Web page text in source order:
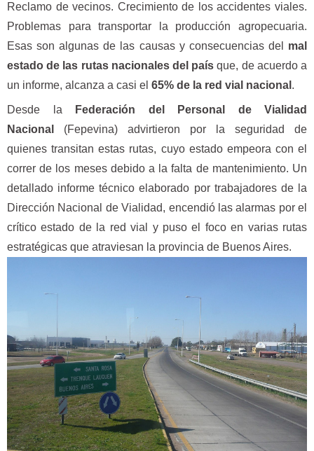
Reclamo de vecinos. Crecimiento de los accidentes viales.
Problemas para transportar la producción agropecuaria.
Esas son algunas de las causas y consecuencias del mal
estado de las rutas nacionales del país que, de acuerdo a
un informe, alcanza a casi el 65% de la red vial nacional .
Desde laFederación del Personal de Vialidad
Nacional
(Fepevina) advirtieron por la seguridad de
quienes transitan estas rutas, cuyo estado empeora con el
correr de los meses debido a la falta de mantenimiento. Un
detallado informe técnico elaborado por trabajadores de la
Dirección Nacional de Vialidad, encendió las alarmas por el
crítico estado de la red vial y puso el foco en varias rutas
estratégicas que atraviesan la provincia de Buenos Aires.